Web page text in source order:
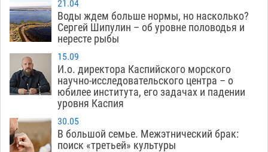
21.04
Воды ждем больше нормы, но насколько?
Сергей Шипулин – об уровне половодья и
нересте рыбы
15.09
И.о. директора Каспийского морского
научно-исследовательского центра – о
юбилее института, его задачах и падении
уровня Каспия
30.05
В большой семье. Межэтнический брак:
поиск «третьей» культуры